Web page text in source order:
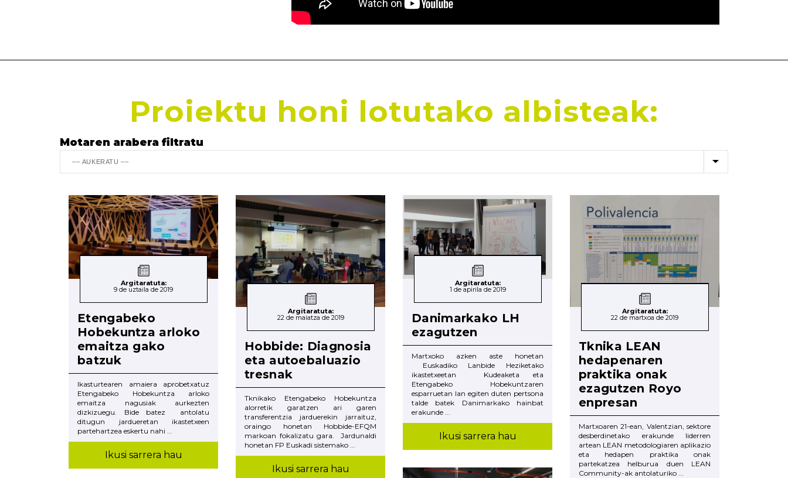
Proiektu honi lotutako albisteak:
Motaren arabera filtratu
Argitaratuta:
9 de uztaila de 2019
Etengabeko
Hobekuntza arloko
emaitza gako
batzuk
Ikasturtearen amaiera aprobetxatuz
Etengabeko Hobekuntza arloko
emaitza nagusiak aurkezten
dizkizuegu. Bide batez antolatu
ditugun jardueretan ikastetxeen
partehartzea eskertu nahi ...
Ikusi sarrera hau
Argitaratuta:
22 de maiatza de 2019
Hobbide: Diagnosia
eta autoebaluazio
tresnak
Tknikako Etengabeko Hobekuntza
alorretik garatzen ari garen
transferentzia jarduerekin jarraituz,
oraingo honetan Hobbide-EFQM
markoan fokalizatu gara. Jardunaldi
honetan FP Euskadi sistemako ...
Ikusi sarrera hau
Argitaratuta:
1 de apirila de 2019
Danimarkako LH
ezagutzen
Martxoko azken aste honetan
Euskadiko Lanbide Heziketako
ikastetxeetan Kudeaketa eta
Etengabeko Hobekuntzaren
esparruetan lan egiten duten pertsona
talde batek Danimarkako hainbat
erakunde ...
Ikusi sarrera hau
Argitaratuta:
22 de martxoa de 2019
Tknika LEAN
hedapenaren
praktika onak
ezagutzen Royo
enpresan
Martxoaren 21-ean, Valentzian, sektore
desberdinetako erakunde liderren
artean LEAN metodologiaren aplikazio
eta hedapen praktika onak
partekatzea helburua duen LEAN
Community-ak antolaturiko ...